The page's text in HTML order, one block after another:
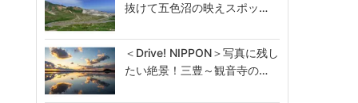
抜けて五色沼の映えスポッ…
＜Drive! NIPPON＞写真に残し
たい絶景！三豊～観音寺の…